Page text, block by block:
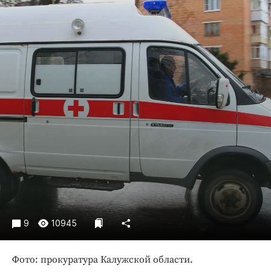
Образование
Общество
Погода
Праздники
Происшествия
Спорт
Экономика и бизнес
Блоги
Издания
Медиаперсона
Интересное чтиво
Клиника года
Бренд года
9 10945
Фото: прокуратура Калужской области.